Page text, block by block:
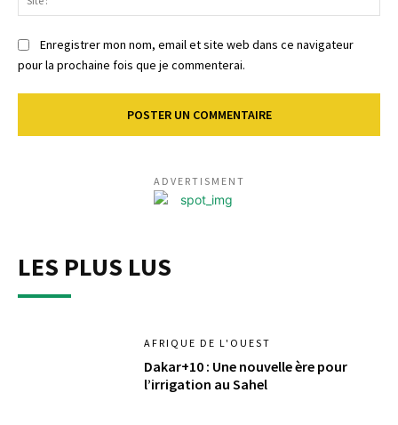
:
Enregistrer mon nom, email et site web dans ce navigateur
pour la prochaine fois que je commenterai.
ADVERTISMENT
LES PLUS LUS
AFRIQUE DE L'OUEST
​Dakar+10 : Une nouvelle ère pour
l’irrigation au Sahel